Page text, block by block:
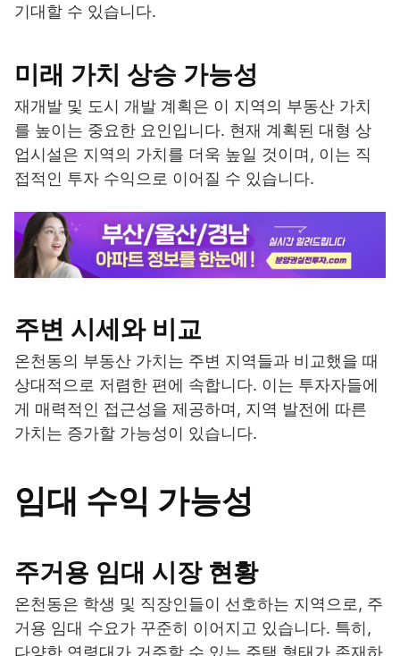
기대할 수 있습니다.
미래 가치 상승 가능성
재개발 및 도시 개발 계획은 이 지역의 부동산 가치
를 높이는 중요한 요인입니다. 현재 계획된 대형 상
업시설은 지역의 가치를 더욱 높일 것이며, 이는 직
접적인 투자 수익으로 이어질 수 있습니다.
주변 시세와 비교
온천동의 부동산 가치는 주변 지역들과 비교했을 때
상대적으로 저렴한 편에 속합니다. 이는 투자자들에
게 매력적인 접근성을 제공하며, 지역 발전에 따른
가치는 증가할 가능성이 있습니다.
임대 수익 가능성
주거용 임대 시장 현황
온천동은 학생 및 직장인들이 선호하는 지역으로, 주
거용 임대 수요가 꾸준히 이어지고 있습니다. 특히,